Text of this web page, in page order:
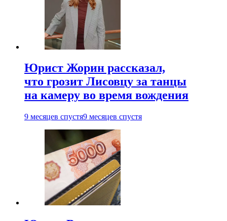
Юрист Жорин рассказал,
что грозит Лисовцу за танцы
на камеру во время вождения
9 месяцев спустя9 месяцев спустя